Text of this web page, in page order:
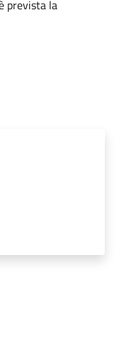
prevista la